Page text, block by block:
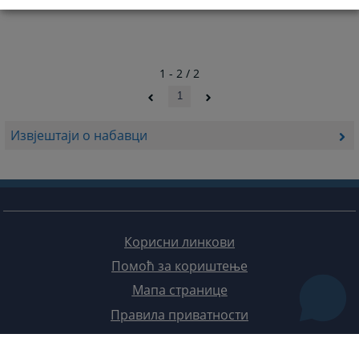
Извјештаји о набавци
1 - 2 / 2
1
Корисни линкови
Помоћ за кориштење
Мапа странице
Правила приватности